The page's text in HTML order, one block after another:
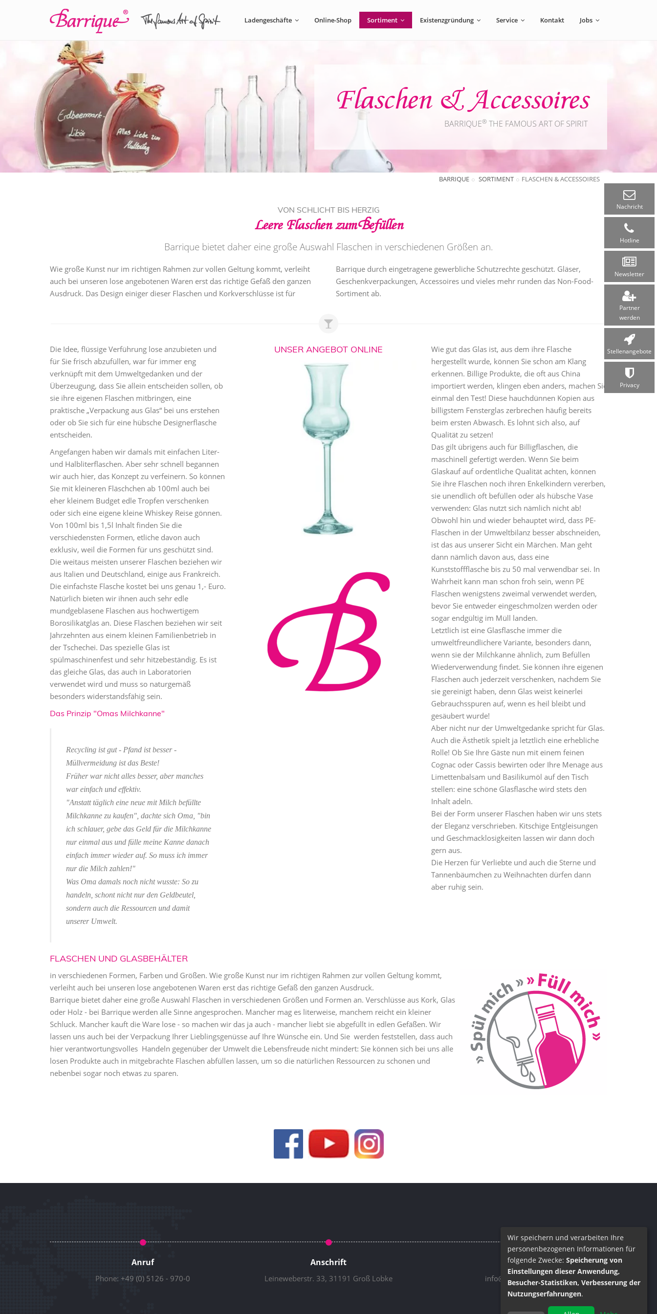
Ladengeschäfte Online-Shop Sortiment Existenzgründung Service Kontakt Jobs
Flaschen & Accessoires
BARRIQUE® THE FAMOUS ART OF SPIRIT
BARRIQUE SORTIMENT FLASCHEN & ACCESSOIRES
VON SCHLICHT BIS HERZIG
Leere Flaschen zum Befüllen
Barrique bietet daher eine große Auswahl Flaschen in verschiedenen Größen an.
Wie große Kunst nur im richtigen Rahmen zur vollen Geltung kommt, verleiht
auch bei unseren lose angebotenen Waren erst das richtige Gefäß den ganzen
Ausdruck. Das Design einiger dieser Flaschen und Korkverschlüsse ist für
Barrique durch eingetragene gewerbliche Schutzrechte geschützt. Gläser,
Geschenkverpackungen, Accessoires und vieles mehr runden das Non-Food-
Sortiment ab.
Die Idee, flüssige Verführung lose anzubieten und
für Sie frisch abzufüllen, war für immer eng
verknüpft mit dem Umweltgedanken und der
Überzeugung, dass Sie allein entscheiden sollen, ob
sie ihre eigenen Flaschen mitbringen, eine
praktische „Verpackung aus Glas“ bei uns erstehen
oder ob Sie sich für eine hübsche Designerflasche
entscheiden.
Angefangen haben wir damals mit einfachen Liter-
und Halbliterflaschen. Aber sehr schnell begannen
wir auch hier, das Konzept zu verfeinern. So können
Sie mit kleineren Fläschchen ab 100ml auch bei
eher kleinem Budget edle Tropfen verschenken
oder sich eine eigene kleine Whiskey Reise gönnen.
Von 100ml bis 1,5l Inhalt finden Sie die
verschiedensten Formen, etliche davon auch
exklusiv, weil die Formen für uns geschützt sind.
Die weitaus meisten unserer Flaschen beziehen wir
aus Italien und Deutschland, einige aus Frankreich.
Die einfachste Flasche kostet bei uns genau 1,- Euro.
Natürlich bieten wir ihnen auch sehr edle
mundgeblasene Flaschen aus hochwertigem
Borosilikatglas an. Diese Flaschen beziehen wir seit
Jahrzehnten aus einem kleinen Familienbetrieb in
der Tschechei. Das spezielle Glas ist
spülmaschinenfest und sehr hitzebeständig. Es ist
das gleiche Glas, das auch in Laboratorien
verwendet wird und muss so naturgemäß
besonders widerstandsfähig sein.
Das Prinzip "Omas Milchkanne"
Recycling ist gut - Pfand ist besser -
Müllvermeidung ist das Beste!
Früher war nicht alles besser, aber manches
war einfach und effektiv.
"Anstatt täglich eine neue mit Milch befüllte
Milchkanne zu kaufen", dachte sich Oma, "bin
ich schlauer, gebe das Geld für die Milchkanne
nur einmal aus und fülle meine Kanne danach
einfach immer wieder auf. So muss ich immer
nur die Milch zahlen!"
Was Oma damals noch nicht wusste: So zu
handeln, schont nicht nur den Geldbeutel,
sondern auch die Ressourcen und damit
unserer Umwelt.
UNSER ANGEBOT ONLINE
Wie gut das Glas ist, aus dem ihre Flasche
hergestellt wurde, können Sie schon am Klang
erkennen. Billige Produkte, die oft aus China
importiert werden, klingen eben anders, machen Sie
einmal den Test! Diese hauchdünnen Kopien aus
billigstem Fensterglas zerbrechen häufig bereits
beim ersten Abwasch. Es lohnt sich also, auf
Qualität zu setzen!
Das gilt übrigens auch für Billigflaschen, die
maschinell gefertigt werden. Wenn Sie beim
Glaskauf auf ordentliche Qualität achten, können
Sie ihre Flaschen noch ihren Enkelkindern vererben,
sie unendlich oft befüllen oder als hübsche Vase
verwenden: Glas nutzt sich nämlich nicht ab!
Obwohl hin und wieder behauptet wird, dass PE-
Flaschen in der Umweltbilanz besser abschneiden,
ist das aus unserer Sicht ein Märchen. Man geht
dann nämlich davon aus, dass eine
Kunststoffflasche bis zu 50 mal verwendbar sei. In
Wahrheit kann man schon froh sein, wenn PE
Flaschen wenigstens zweimal verwendet werden,
bevor Sie entweder eingeschmolzen werden oder
sogar endgültig im Müll landen.
Letztlich ist eine Glasflasche immer die
umweltfreundlichere Variante, besonders dann,
wenn sie der Milchkanne ähnlich, zum Befüllen
Wiederverwendung findet. Sie können ihre eigenen
Flaschen auch jederzeit verschenken, nachdem Sie
sie gereinigt haben, denn Glas weist keinerlei
Gebrauchsspuren auf, wenn es heil bleibt und
gesäubert wurde!
Aber nicht nur der Umweltgedanke spricht für Glas.
Auch die Ästhetik spielt ja letztlich eine erhebliche
Rolle! Ob Sie Ihre Gäste nun mit einem feinen
Cognac oder Cassis bewirten oder Ihre Menage aus
Limettenbalsam und Basilikumöl auf den Tisch
stellen: eine schöne Glasflasche wird stets den
Inhalt adeln.
Bei der Form unserer Flaschen haben wir uns stets
der Eleganz verschrieben. Kitschige Entgleisungen
und Geschmacklosigkeiten lassen wir dann doch
gern aus.
Die Herzen für Verliebte und auch die Sterne und
Tannenbäumchen zu Weihnachten dürfen dann
aber ruhig sein.
FLASCHEN UND GLASBEHÄLTER
in verschiedenen Formen, Farben und Größen. Wie große Kunst nur im richtigen Rahmen zur vollen Geltung kommt,
verleiht auch bei unseren lose angebotenen Waren erst das richtige Gefäß den ganzen Ausdruck.
Barrique bietet daher eine große Auswahl Flaschen in verschiedenen Größen und Formen an. Verschlüsse aus Kork, Glas
oder Holz - bei Barrique werden alle Sinne angesprochen. Mancher mag es literweise, manchem reicht ein kleiner
Schluck. Mancher kauft die Ware lose - so machen wir das ja auch - mancher liebt sie abgefüllt in edlen Gefäßen. Wir
lassen uns auch bei der Verpackung Ihrer Lieblingsgenüsse auf Ihre Wünsche ein. Und Sie werden feststellen, dass auch
hier verantwortungsvolles Handeln gegenüber der Umwelt die Lebensfreude nicht mindert: Sie können sich bei uns alle
losen Produkte auch in mitgebrachte Flaschen abfüllen lassen, um so die natürlichen Ressourcen zu schonen und
nebenbei sogar noch etwas zu sparen.
Anruf
Phone: +49 (0) 5126 - 970-0
Anschrift
Leineweberstr. 33, 31191 Groß Lobke
Email
info@barrique.de
Nachricht
Hotline
Newsletter
Partner
werden
Stellen­angebote
Privacy
Wir speichern und verarbeiten Ihre
personenbezogenen Informationen für
folgende Zwecke: Speicherung von
Einstellungen dieser Anwendung,
Besucher-Statistiken, Verbesserung der
Nutzungserfahrungen.